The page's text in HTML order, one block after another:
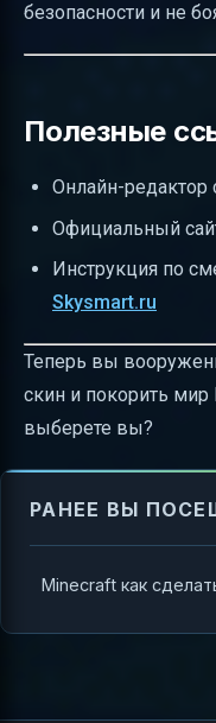
безопасности и не
Полезные
Онлайн-редактор
Официальный
Инструкция по
Skysmart.ru
Теперь вы
скин и покорить мир
выберете вы?
РАНЕЕ ВЫ